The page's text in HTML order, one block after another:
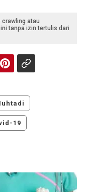
crawling atau
tanpa izin tertulis dari
19